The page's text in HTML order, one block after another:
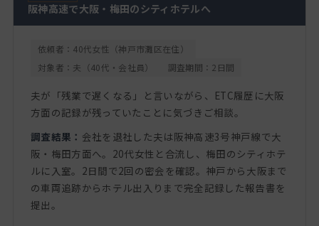
阪神高速で大阪・梅田のシティホテルへ
依頼者：40代女性（神戸市灘区在住）
対象者：夫（40代・会社員）
調査期間：2日間
夫が「残業で遅くなる」と言いながら、ETC履歴に大阪
方面の記録が残っていたことに気づきご相談。
調査結果： 会社を退社した夫は阪神高速3号神戸線で大
阪・梅田方面へ。20代女性と合流し、梅田のシティホテ
ルに入室。2日間で2回の密会を確認。神戸から大阪まで
の車両追跡からホテル出入りまで完全記録した報告書を
提出。